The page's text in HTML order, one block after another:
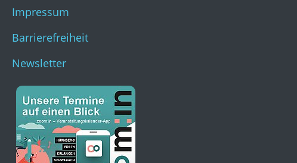
Impressum
Barrierefreiheit
Newsletter